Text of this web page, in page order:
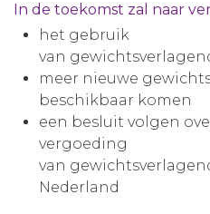
In de toekomst zal naar
het gebruik
van
meer nieuwe
beschikbaar komen
een besluit volgen
vergoeding
van
Nederland